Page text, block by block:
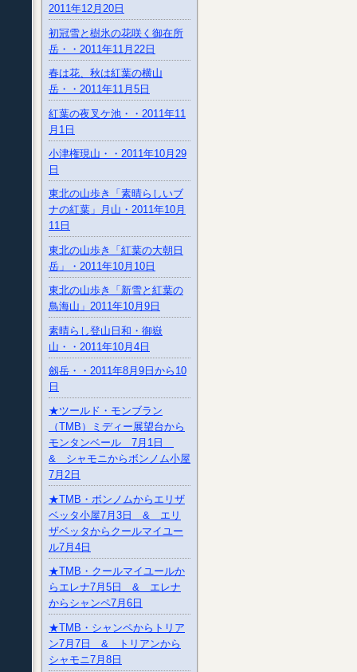
2011年12月20日
初冠雪と樹氷の花咲く御在所
岳・・2011年11月22日
春は花、秋は紅葉の横山
岳・・2011年11月5日
紅葉の夜叉ケ池・・2011年11
月1日
小津権現山・・2011年10月29
日
東北の山歩き「素晴らしいブ
ナの紅葉」月山・2011年10月
11日
東北の山歩き「紅葉の大朝日
岳」・2011年10月10日
東北の山歩き「新雪と紅葉の
鳥海山」2011年10月9日
素晴らし登山日和・御嶽
山・・2011年10月4日
劔岳・・2011年8月9日から10
日
★ツールド・モンブラン
（TMB）ミディー展望台から
モンタンベール 7月1日
& シャモニからボンノム小屋
7月2日
★TMB・ボンノムからエリザ
ベッタ小屋7月3日 & エリ
ザベッタからクールマイユー
ル7月4日
★TMB・クールマイユールか
らエレナ7月5日 & エレナ
からシャンペ7月6日
★TMB・シャンペからトリア
ン7月7日 & トリアンから
シャモニ7月8日